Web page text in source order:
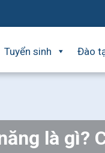
Tuyển sinh Đào
là gì?